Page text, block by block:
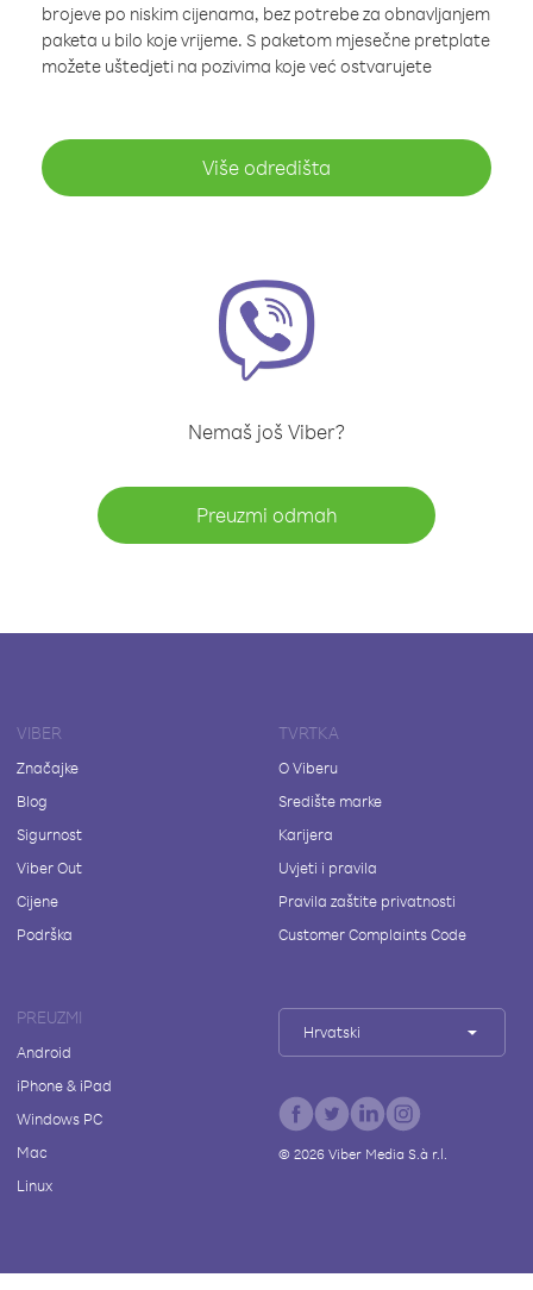
brojeve po niskim cijenama, bez potrebe za obnavljanjem
paketa u bilo koje vrijeme. S paketom mjesečne pretplate
možete uštedjeti na pozivima koje već ostvarujete
Više odredišta
Nemaš još Viber?
Preuzmi odmah
VIBER
Značajke
Blog
Sigurnost
Viber Out
Cijene
Podrška
TVRTKA
O Viberu
Središte marke
Karijera
Uvjeti i pravila
Pravila zaštite privatnosti
Customer Complaints Code
PREUZMI
Android
iPhone & iPad
Windows PC
Mac
Linux
Hrvatski
© 2026Viber Media S.à r.l.